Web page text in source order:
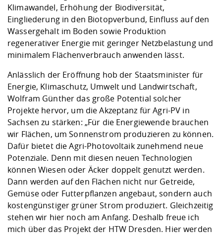
Klimawandel, Erhöhung der Biodiversität,
Eingliederung in den Biotopverbund, Einfluss auf den
Wassergehalt im Boden sowie Produktion
regenerativer Energie mit geringer Netzbelastung und
minimalem Flächenverbrauch anwenden lässt.
Anlässlich der Eröffnung hob der Staatsminister für
Energie, Klimaschutz, Umwelt und Landwirtschaft,
Wolfram Günther das große Potential solcher
Projekte hervor, um die Akzeptanz für Agri-PV in
Sachsen zu stärken: „Für die Energiewende brauchen
wir Flächen, um Sonnenstrom produzieren zu können.
Dafür bietet die Agri-Photovoltaik zunehmend neue
Potenziale. Denn mit diesen neuen Technologien
können Wiesen oder Äcker doppelt genutzt werden.
Dann werden auf den Flächen nicht nur Getreide,
Gemüse oder Futterpflanzen angebaut, sondern auch
kostengünstiger grüner Strom produziert. Gleichzeitig
stehen wir hier noch am Anfang. Deshalb freue ich
mich über das Projekt der HTW Dresden. Hier werden